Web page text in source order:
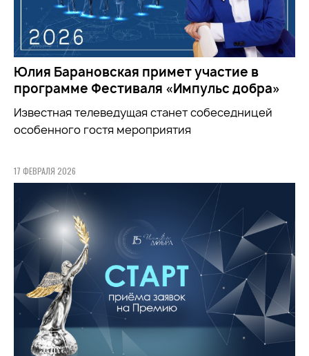
Юлия Барановская примет участие в
программе Фестиваля «Импульс добра»
Известная телеведущая станет собеседницей
особенного гостя мероприятия
17 ФЕВРАЛЯ 2026